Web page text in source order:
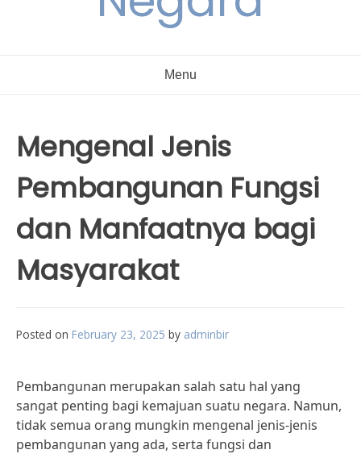
Menu
Mengenal Jenis
Pembangunan Fungsi
dan Manfaatnya bagi
Masyarakat
Posted on February 23, 2025 by adminbir
Pembangunan merupakan salah satu hal yang
sangat penting bagi kemajuan suatu negara. Namun,
tidak semua orang mungkin mengenal jenis-jenis
pembangunan yang ada, serta fungsi dan